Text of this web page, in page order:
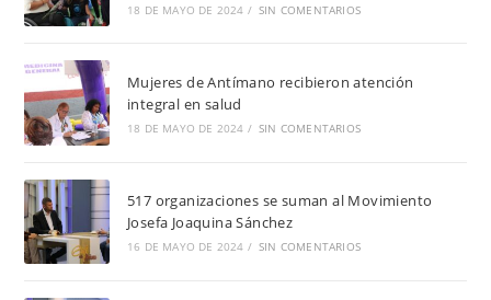
18 DE MAYO DE 2024 / SIN COMENTARIOS
Mujeres de Antímano recibieron atención
integral en salud
18 DE MAYO DE 2024 / SIN COMENTARIOS
517 organizaciones se suman al Movimiento
Josefa Joaquina Sánchez
16 DE MAYO DE 2024 / SIN COMENTARIOS